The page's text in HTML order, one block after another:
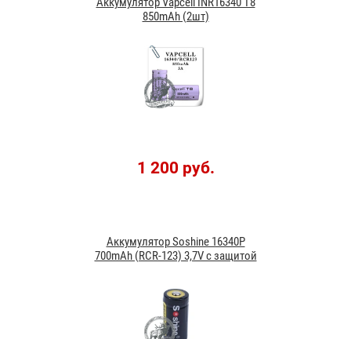
850mAh (2шт)
1 200 руб.
Аккумулятор Soshine 16340P
700mAh (RCR-123) 3,7V с защитой